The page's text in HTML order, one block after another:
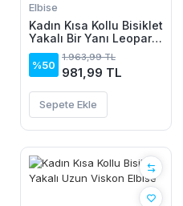
Elbise
Kadın Kısa Kollu Bisiklet
Yakalı Bir Yanı Leopar
Detaylı Uzun Viskon
Elbise
%50
1.963,99 TL
981,99 TL
Sepete Ekle